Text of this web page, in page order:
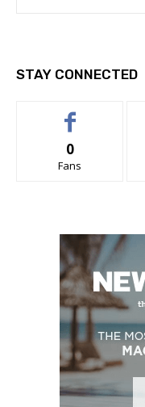
STAY CONNECTED
0
Fans